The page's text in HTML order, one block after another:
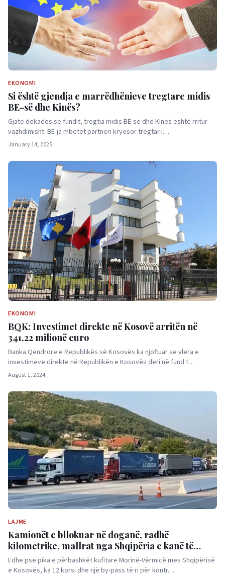
EKONOMI
Si është gjendja e marrëdhënieve tregtare midis
BE-së dhe Kinës?
Gjatë dekadës së fundit, tregtia midis BE-së dhe Kinës është rritur
vazhdimisht. BE-ja mbetet partneri kryesor tregtar i…
January 14, 2025
EKONOMI
BQK: Investimet direkte në Kosovë arritën në
341.22 milionë euro
Banka Qendrore e Republikës së Kosovës ka njoftuar se vlera e
investimeve direkte në Republikën e Kosovës deri në fund t…
August 1, 2024
LAJME
Kamionët e bllokuar në doganë, radhë
kilometrike, mallrat nga Shqipëria e kanë të
vështirë të hyjnë në Kosovë
Edhe pse pika e përbashkët kufitare Morinë-Vërmicë mes Shqipërisë
e Kosovës, ka 12 korsi dhe një by-pass të ri për kontr…